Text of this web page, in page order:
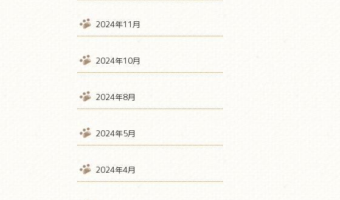
2024年11月
2024年10月
2024年8月
2024年5月
2024年4月